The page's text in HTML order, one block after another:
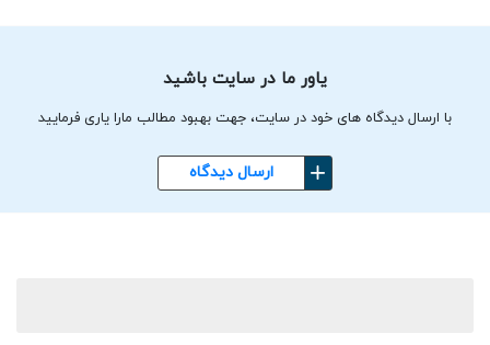
یاور ما در سایت باشید
با ارسال دیدگاه های خود در سایت، جهت بهبود مطالب مارا یاری فرمایید
ارسال دیدگاه